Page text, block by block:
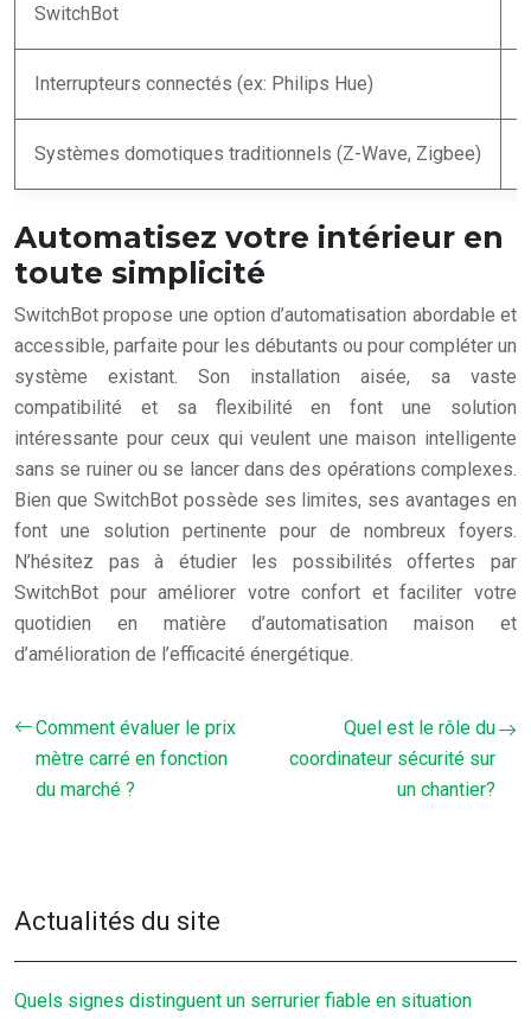
SwitchBot
Interrupteurs connectés (ex: Philips Hue)
Systèmes domotiques traditionnels (Z-Wave, Zigbee)
Automatisez votre intérieur en
toute simplicité
SwitchBot propose une option d’automatisation abordable et
accessible, parfaite pour les débutants ou pour compléter un
système existant. Son installation aisée, sa vaste
compatibilité et sa flexibilité en font une solution
intéressante pour ceux qui veulent une maison intelligente
sans se ruiner ou se lancer dans des opérations complexes.
Bien que SwitchBot possède ses limites, ses avantages en
font une solution pertinente pour de nombreux foyers.
N’hésitez pas à étudier les possibilités offertes par
SwitchBot pour améliorer votre confort et faciliter votre
quotidien en matière d’automatisation maison et
d’amélioration de l’efficacité énergétique.
Comment évaluer le prix
mètre carré en fonction
du marché ?
Quel est le rôle du
coordinateur sécurité sur
un chantier?
Actualités du site
Quels signes distinguent un serrurier fiable en situation